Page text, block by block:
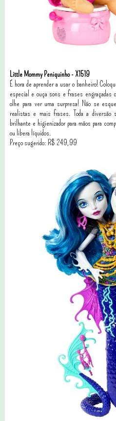
Little Mommy Peniquinho - X1519
É hora de aprender a usar o banheiro!
especial e ouça sons e frases engraçadas
olhe para ver uma surpresa! Não se
realistas e mais frases. Toda a diversão
brilhante e higienizador para mãos para
ou libera líquidos.
Preço sugerido: R$ 249,99